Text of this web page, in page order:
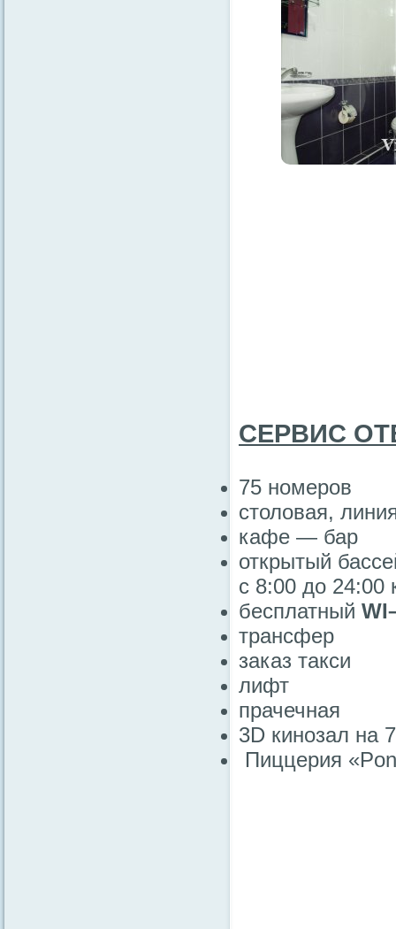
СЕРВИС
75 номеров
столовая,
кафе — бар
открытый
с 8:00 до 24:00
бесплатный
трансфер
заказ такси
лифт
прачечная
3D кинозал на
Пиццерия